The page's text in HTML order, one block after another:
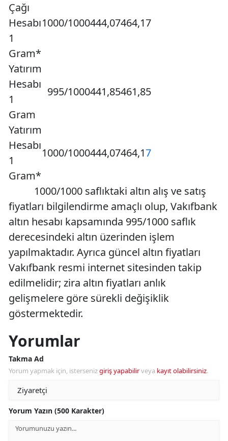
Çağı
Hesabı
1
Gram*
1000/1000444,07464,17
Yatırım
Hesabı
1
Gram
995/1000441,85461,85
Yatırım
Hesabı
1
Gram*
1000/1000444,07464,17
1000/1000 saflıktaki altın alış ve satış
fiyatları bilgilendirme amaçlı olup, Vakıfbank
altın hesabı kapsamında 995/1000 saflık
derecesindeki altın üzerinden işlem
yapılmaktadır. Ayrıca güncel altın fiyatları
Vakıfbank resmi internet sitesinden takip
edilmelidir; zira altın fiyatları anlık
gelişmelere göre sürekli değişiklik
göstermektedir.
Yorumlar
Takma Ad
Yorum yapmak için, istersenizgiriş yapabilirveya kayıt olabilirsiniz.
Yorum Yazın (500 Karakter)